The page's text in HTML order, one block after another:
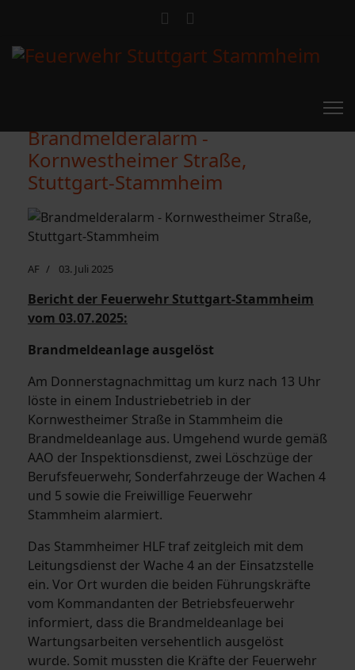
Brandmelderalarm -
Kornwestheimer Straße,
Stuttgart-Stammheim
AF 03. Juli 2025
Bericht der Feuerwehr Stuttgart-Stammheim
vom 03.07.2025:
Brandmeldeanlage ausgelöst
Am Donnerstagnachmittag um kurz nach 13 Uhr
löste in einem Industriebetrieb in der
Kornwestheimer Straße in Stammheim die
Brandmeldeanlage aus. Umgehend wurde gemäß
AAO der Inspektionsdienst, zwei Löschzüge der
Berufsfeuerwehr, Sonderfahrzeuge der Wachen 4
und 5 sowie die Freiwillige Feuerwehr
Stammheim alarmiert.
Das Stammheimer HLF traf zeitgleich mit dem
Leitungsdienst der Wache 4 an der Einsatzstelle
ein. Vor Ort wurden die beiden Führungskräfte
vom Kommandanten der Betriebsfeuerwehr
informiert, dass die Brandmeldeanlage bei
Wartungsarbeiten versehentlich ausgelöst
wurde. Somit mussten die Kräfte der Feuerwehr